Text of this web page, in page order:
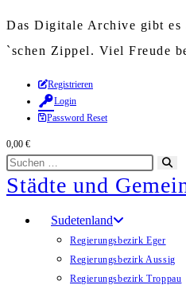
Das Digitale Archive gibt es
`schen Zippel. Viel Freude
Zum
Inhalt
springen
Registrieren
Login
Password Reset
0,00 €
Diese
Website
durchsuchen
Städte und
Sudetenland
Regierungsbezirk Eger
Regierungsbezirk Aussig
Regierungsbezirk Troppau